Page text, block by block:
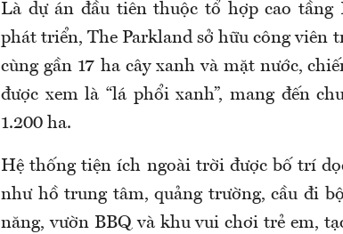
Là dự án đầu tiên thuộc tổ hợp cao
phát triển, The Parkland sở hữu công viên
cùng gần 17 ha cây xanh và mặt nước,
được xem là “lá phổi xanh”, mang đến
1.200 ha.
Hệ thống tiện ích ngoài trời được bố trí
như hồ trung tâm, quảng trường, cầu đi
năng, vườn BBQ và khu vui chơi trẻ em,